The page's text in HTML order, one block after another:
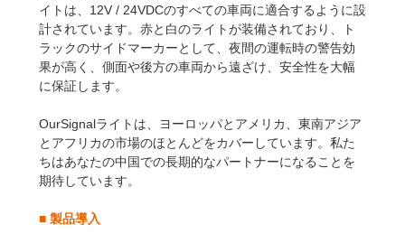
イトは、12V / 24VDCのすべての車両に適合するように設
計されています。赤と白のライトが装備されており、ト
ラックのサイドマーカーとして、夜間の運転時の警告効
果が高く、側面や後方の車両から遠ざけ、安全性を大幅
に保証します。
OurSignalライトは、ヨーロッパとアメリカ、東南アジア
とアフリカの市場のほとんどをカバーしています。私た
ちはあなたの中国での長期的なパートナーになることを
期待しています。
■ 製品導入